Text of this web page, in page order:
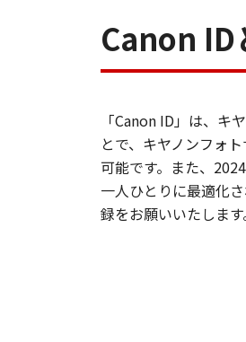
Canon ID
「Canon ID」は、
とで、キヤノンフォ
可能です。また、
一人ひとりに最適化
録をお願いいたしま